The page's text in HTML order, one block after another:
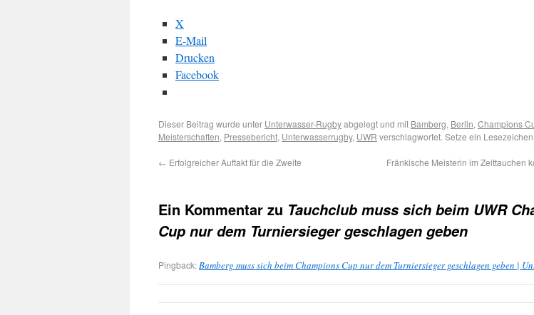
X
E-Mail
Drucken
Facebook
Dieser Beitrag wurde unter Unterwasser-Rugbyabgelegt und mit Bamberg, Berlin, Champions
Meisterschaften, Pressebericht, Unterwasserrugby, UWR verschlagwortet. Setze ein
← Erfolgreicher Auftakt für die Zweite
Fränkische Meisterin im Zeittauchen
Ein Kommentar zu Tauchclub muss sich beim UWR
Cup nur dem Turniersieger geschlagen geben
Pingback:Bamberg muss sich beim Champions Cup nur dem Turniersieger geschlagen geben |